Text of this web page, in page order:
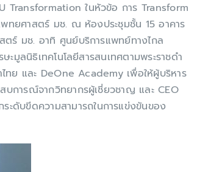
Transformation ในหัวข้อ การ Transform
ยศาสตร์ มช. ณ ห้องประชุมชั้น 15 อาคาร
มช. อาทิ ศูนย์บริการแพทย์ทางไกล
มูลนิธิเทคโนโลยีสารสนเทศตามพระราชดำ
ย และ DeOne Academy เพื่อให้ผู้บริหาร
บการณ์จากวิทยากรผู้เชี่ยวชาญ และ CEO
ะดับขีดความสามารถในการแข่งขันของ